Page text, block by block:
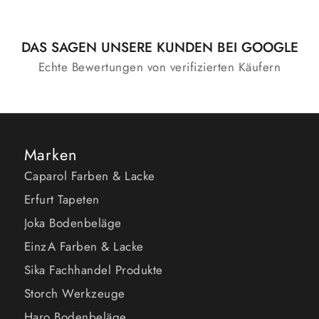
DAS SAGEN UNSERE KUNDEN BEI GOOGLE
Echte Bewertungen von verifizierten Käufern
Marken
Caparol Farben & Lacke
Erfurt Tapeten
Joka Bodenbeläge
EinzA Farben & Lacke
Sika Fachhandel Produkte
Storch Werkzeuge